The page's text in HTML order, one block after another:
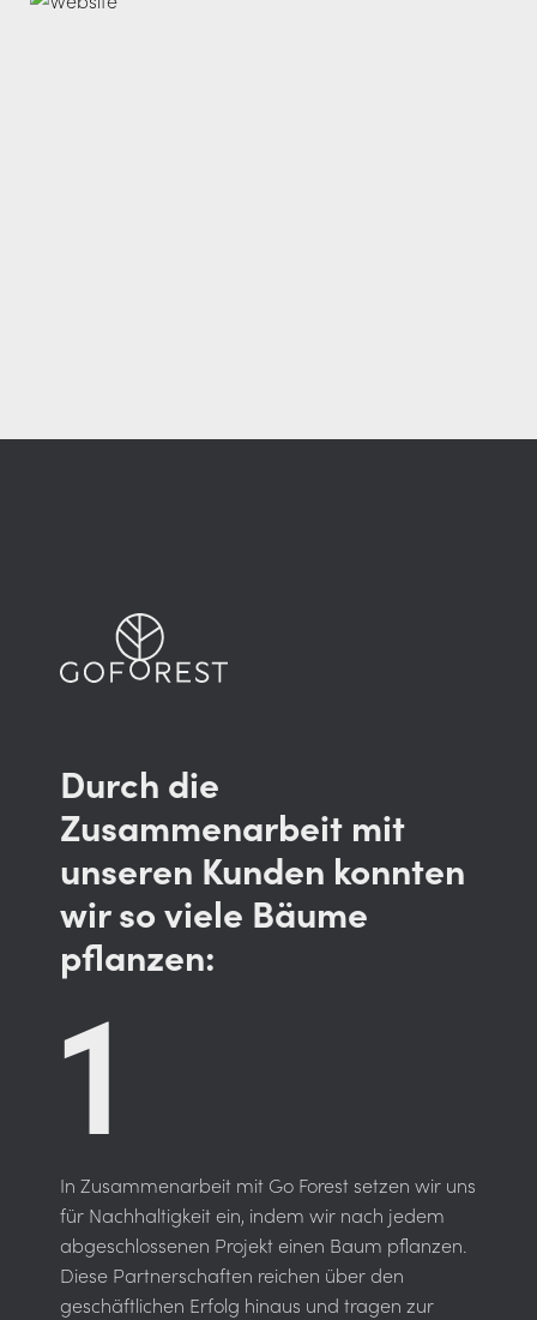
Durch die
Zusammenarbeit mit
unseren Kunden konnten
wir so viele Bäume
pflanzen:
1
In Zusammenarbeit mit Go Forest setzen wir uns
für Nachhaltigkeit ein, indem wir nach jedem
abgeschlossenen Projekt einen Baum pflanzen.
Diese Partnerschaften reichen über den
geschäftlichen Erfolg hinaus und tragen zur